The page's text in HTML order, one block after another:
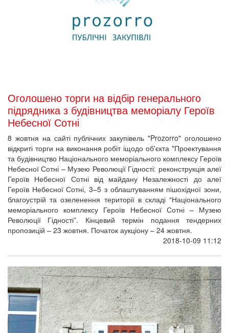
Оголошено торги на відбір генерального
підрядника з будівництва меморіалу Героїв
Небесної Сотні
8 жовтня на сайті публічних закупівель "Prozorro" оголошено
відкриті торги на виконання робіт іщодо об'єкта "Проектування
та будівництво Національного меморіального комплексу Героїв
Небесної Сотні – Музею Революції Гідності: реконструкція алеї
Героїв Небесної Сотні від майдану Незалежності до алеї
Героїв Небесної Сотні, 3–5 з облаштуванням пішохідної зони,
благоустрій та озеленення території в складі “Національного
меморіального комплексу Героїв Небесної Сотні – Музею
Революції Гідності”. Кінцевий термін подання тендерних
пропозицій – 23 жовтня. Початок аукціону – 24 жовтня.
2018-10-09 11:12